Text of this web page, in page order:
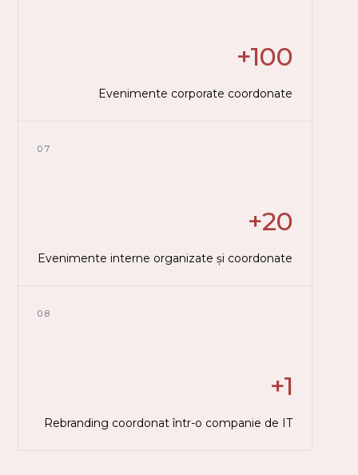
+100
Evenimente corporate coordonate
07
+20
Evenimente interne organizate și coordonate
08
+1
Rebranding coordonat într-o companie de IT